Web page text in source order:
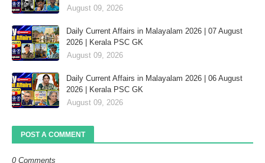
August 09, 2026
Daily Current Affairs in Malayalam 2026 | 07 August
2026 | Kerala PSC GK
August 09, 2026
Daily Current Affairs in Malayalam 2026 | 06 August
2026 | Kerala PSC GK
August 09, 2026
POST A COMMENT
0 Comments